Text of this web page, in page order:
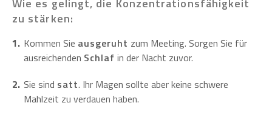
Wie es gelingt, die Konzentrationsfähigkeit
zu stärken:
Kommen Sie ausgeruht zum Meeting. Sorgen Sie für
ausreichenden Schlaf in der Nacht zuvor.
Sie sind satt. Ihr Magen sollte aber keine schwere
Mahlzeit zu verdauen haben.